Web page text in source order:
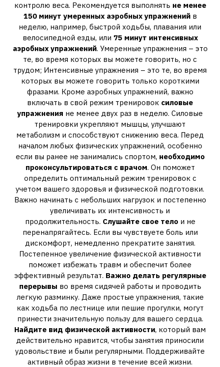
контролю веса. Рекомендуется выполнять не менее
150 минут умеренных аэробных упражненийв
неделю, например, быстрой ходьбы, плавания или
велосипедной езды, или 75 минут интенсивных
аэробных упражнений. Умеренные упражнения – это
те, во время которых вы можете говорить, но с
трудом; Интенсивные упражнения – это те, во время
которых вы можете говорить только короткими
фразами. Кроме аэробных упражнений, важно
включать в свой режим тренировок силовые
упражнения не менее двух раз в неделю. Силовые
тренировки укрепляют мышцы, улучшают
метаболизм и способствуют снижению веса. Перед
началом любых физических упражнений, особенно
если вы ранее не занимались спортом, необходимо
проконсультироваться с врачом. Он поможет
определить оптимальный режим тренировок с
учетом вашего здоровья и физической подготовки.
Важно начинать с небольших нагрузок и постепенно
увеличивать их интенсивность и
продолжительность. Слушайте свое телои не
перенапрягайтесь. Если вы чувствуете боль или
дискомфорт, немедленно прекратите занятия.
Постепенное увеличение физической активности
поможет избежать травм и обеспечит более
эффективный результат. Важно делать регулярные
перерывы во время сидячей работы и проводить
легкую разминку. Даже простые упражнения, такие
как ходьба по лестнице или пешие прогулки, могут
принести значительную пользу для вашего сердца.
Найдите вид физической активности, который вам
действительно нравится, чтобы занятия приносили
удовольствие и были регулярными. Поддерживайте
активный образ жизни в течение всей жизни.